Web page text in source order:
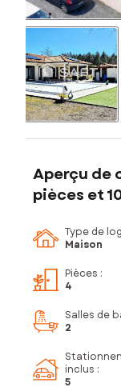
Aperçu de
pièces et
Type de
Maison
Pièces :
4
Salles de
2
inclus :
5